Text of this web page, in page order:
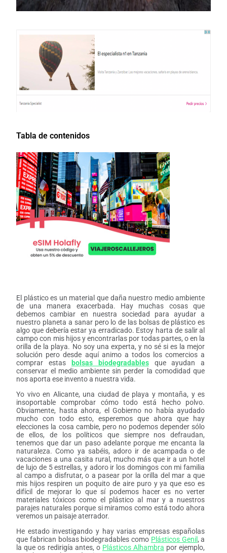
Tabla de contenidos
El plástico es un material que daña nuestro medio ambiente
de una manera exacerbada. Hay muchas cosas que
debemos cambiar en nuestra sociedad para ayudar a
nuestro planeta a sanar pero lo de las bolsas de plástico es
algo que debería estar ya erradicado. Estoy harta de salir al
campo con mis hijos y encontrarlas por todas partes, o en la
orilla de la playa. No soy una experta, y no sé si es la mejor
solución pero desde aquí animo a todos los comercios a
comprar estas
bolsas biodegradablesque ayudan a
conservar el medio ambiente sin perder la comodidad que
nos aporta ese invento a nuestra vida.
Yo vivo en Alicante, una ciudad de playa y montaña, y es
insoportable comprobar cómo todo está hecho polvo.
Obviamente, hasta ahora, el Gobierno no había ayudado
mucho con todo esto, esperemos que ahora que hay
elecciones la cosa cambie, pero no podemos depender sólo
de ellos, de los políticos que siempre nos defraudan,
tenemos que dar un paso adelante porque me encanta la
naturaleza. Como ya sabéis, adoro ir de acampada o de
vacaciones a una casita rural, mucho más que ir a un hotel
de lujo de 5 estrellas, y adoro ir los domingos con mi familia
al campo a disfrutar, o a pasear por la orilla del mar a que
mis hijos respiren un poquito de aire puro y ya que eso es
difícil de mejorar lo que sí podemos hacer es no verter
materiales tóxicos como el plástico al mar y a nuestros
parajes naturales porque si miramos como está todo ahora
veremos un paisaje aterrador.
He estado investigando y hay varias empresas españolas
que fabrican bolsas biodegradables como Plásticos Genil , a
la que os redirigía antes, o Plásticos Alhambra por ejemplo,